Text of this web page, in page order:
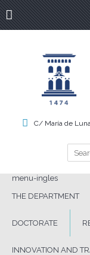
Search form
C/ María de
menu-ingles
THE DEPARTMENT
DOCTORATE
INNOVATION AND